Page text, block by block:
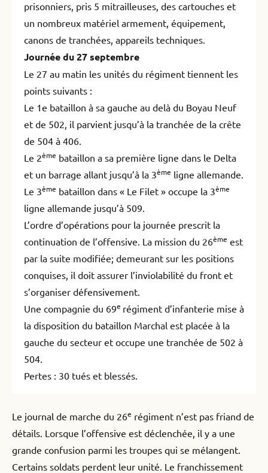
prisonniers, pris 5 mitrailleuses, des cartouches et
un nombreux matériel armement, équipement,
canons de tranchées, appareils techniques.
Journée du 27 septembre
Le 27 au matin les unités du régiment tiennent les
points suivants :
Le 1e bataillon à sa gauche au delà du Boyau Neuf
et de 502, il parvient jusqu’à la tranchée de la crête
de 504 à 406.
Le 2ème bataillon a sa première ligne dans le Delta
et un barrage allant jusqu’à la 3ème ligne allemande.
Le 3ème bataillon dans « Le Filet » occupe la 3ème
ligne allemande jusqu’à 509.
L’ordre d’opérations pour la journée prescrit la
continuation de l’offensive. La mission du 26ème est
par la suite modifiée; demeurant sur les positions
conquises, il doit assurer l’inviolabilité du front et
s’organiser défensivement.
Une compagnie du 69e régiment d’infanterie mise à
la disposition du bataillon Marchal est placée à la
gauche du secteur et occupe une tranchée de 502 à
504.
Pertes : 30 tués et blessés.
Le journal de marche du 26e régiment n’est pas friand de
détails. Lorsque l’offensive est déclenchée, il y a une
grande confusion parmi les troupes qui se mélangent.
Certains soldats perdent leur unité. Le franchissement